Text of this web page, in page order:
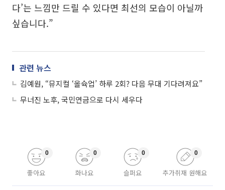
다’는 느낌만 드릴 수 있다면 최선의 모습이 아닐까
싶습니다.”
관련 뉴스
김예원, “뮤지컬 ‘올슉업’ 하루 2회? 다음 무대 기다려져요”
무너진 노후, 국민연금으로 다시 세우다
좋아요
0
화나요
0
슬퍼요
0
추가취재 원해요
0